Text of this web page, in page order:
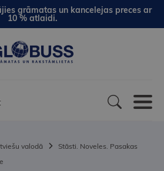
grāmatas un kancelejas preces ar
10 % atlaidi.
valodā
Stāsti. Noveles. Pasakas